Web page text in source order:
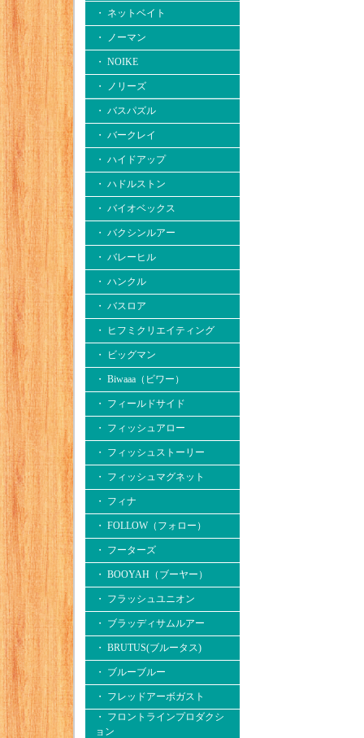
・ ネットベイト
・ ノーマン
・ NOIKE
・ ノリーズ
・ バスパズル
・ バークレイ
・ ハイドアップ
・ ハドルストン
・ バイオベックス
・ バクシンルアー
・ バレーヒル
・ ハンクル
・ バスロア
・ ヒフミクリエイティング
・ ビッグマン
・ Biwaaa（ビワー）
・ フィールドサイド
・ フィッシュアロー
・ フィッシュストーリー
・ フィッシュマグネット
・ フィナ
・ FOLLOW（フォロー）
・ フーターズ
・ BOOYAH（ブーヤー）
・ フラッシュユニオン
・ ブラッディサムルアー
・ BRUTUS(ブルータス)
・ ブルーブルー
・ フレッドアーボガスト
・ フロントラインプロダクシ
ョン